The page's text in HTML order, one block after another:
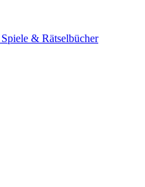
Spiele & Rätselbücher